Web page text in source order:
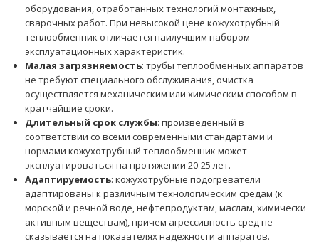
оборудования, отработанных технологий монтажных,
сварочных работ. При невысокой цене кожухотрубный
теплообменник отличается наилучшим набором
эксплуатационных характеристик.
Малая загрязняемость: трубы теплообменных аппаратов
не требуют специального обслуживания, очистка
осуществляется механическим или химическим способом в
кратчайшие сроки.
Длительный срок службы: произведенный в
соответствии со всеми современными стандартами и
нормами кожухотрубный теплообменник может
эксплуатироваться на протяжении 20-25 лет.
Адаптируемость: кожухотрубные подогреватели
адаптированы к различным технологическим средам (к
морской и речной воде, нефтепродуктам, маслам, химически
активным веществам), причем агрессивность сред не
сказывается на показателях надежности аппаратов.